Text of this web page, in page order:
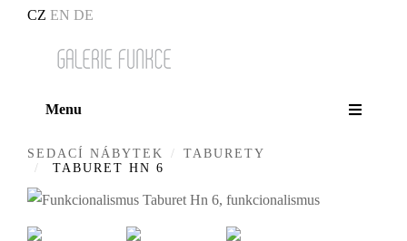
CZ EN DE
Menu
SEDACÍ NÁBYTEK
TABURETY
TABURET HN 6